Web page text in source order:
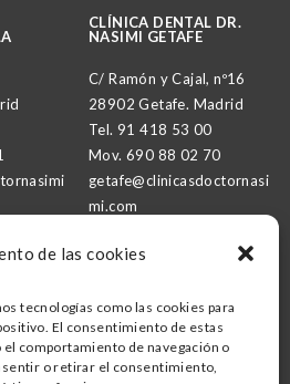
de las cookies
tecnologías como las cookies para
El consentimiento de estas
comportamiento de navegación o
o retirar el consentimiento,
CLÍNICA DENTAL DR.
NASIMI GETAFE
C/ Ramón y Cajal, nº16
28902 Getafe. Madrid
Tel. 91418 53 00
Mov. 690 88 02 70
getafe@clinicasdoctornasi
mi.com